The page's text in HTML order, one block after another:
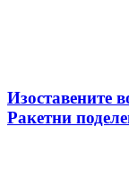
Изоставените
Ракетни